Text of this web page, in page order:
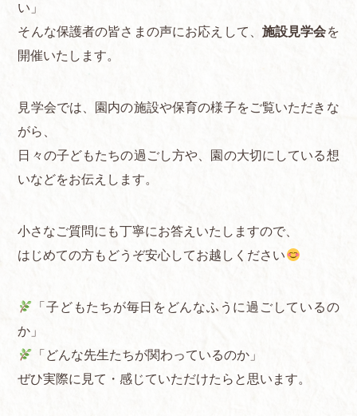
い」
そんな保護者の皆さまの声にお応えして、 施設見学会を
開催いたします。
見学会では、園内の施設や保育の様子をご覧いただきな
がら、
日々の子どもたちの過ごし方や、園の大切にしている想
いなどをお伝えします。
小さなご質問にも丁寧にお答えいたしますので、
はじめての方もどうぞ安心してお越しください
「子どもたちが毎日をどんなふうに過ごしているの
か」
「どんな先生たちが関わっているのか」
ぜひ実際に見て・感じていただけたらと思います。